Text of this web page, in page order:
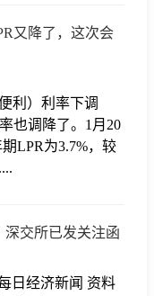
又降了，这次会
利）利率下调
也调降了。1月20
LPR为3.7%，较
深交所已发关注函
日经济新闻 资料